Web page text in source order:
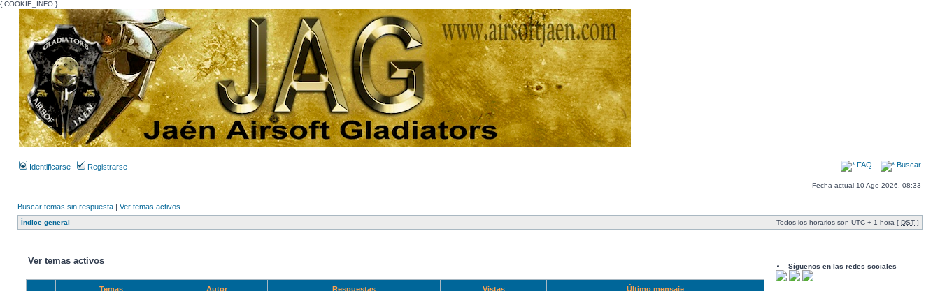
{ COOKIE_INFO }
Identificarse Registrarse FAQ Buscar
Fecha actual 10 Ago 2026, 08:33
Buscar temas sin respuesta | Ver temas activos
Índice general Todos los horarios son UTC + 1 hora [ DST ]
Ver temas activos
Temas Autor Respuestas Vistas Último mensaje
Síguenos en las redes sociales